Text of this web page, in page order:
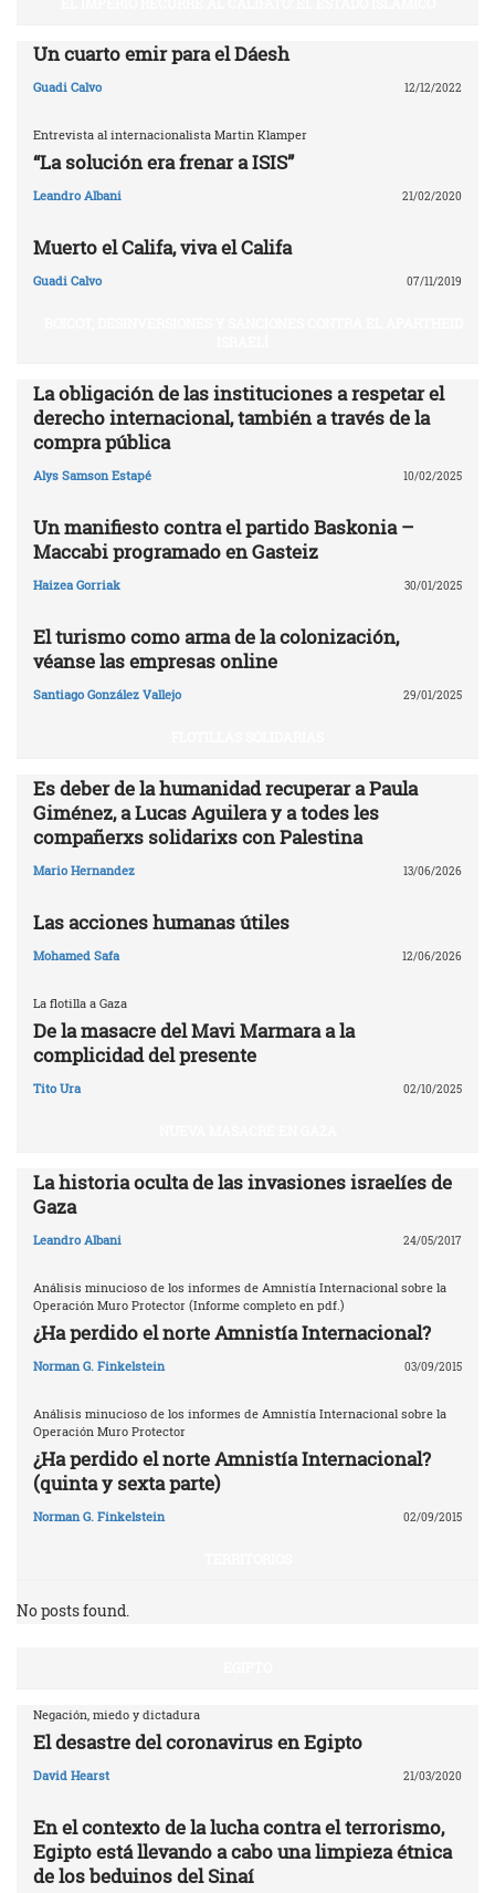
Un cuarto emir para el Dáesh
Guadi Calvo 12/12/2022
Entrevista al internacionalista Martin Klamper
“La solución era frenar a ISIS”
Leandro Albani 21/02/2020
Muerto el Califa, viva el Califa
Guadi Calvo 07/11/2019
La obligación de las instituciones a respetar el
derecho internacional, también a través de la
compra pública
Alys Samson Estapé 10/02/2025
Un manifiesto contra el partido Baskonia –
Maccabi programado en Gasteiz
Haizea Gorriak 30/01/2025
El turismo como arma de la colonización,
véanse las empresas online
Santiago González Vallejo 29/01/2025
Es deber de la humanidad recuperar a Paula
Giménez, a Lucas Aguilera y a todes les
compañerxs solidarixs con Palestina
Mario Hernandez 13/06/2026
Las acciones humanas útiles
Mohamed Safa 12/06/2026
La flotilla a Gaza
De la masacre del Mavi Marmara a la
complicidad del presente
Tito Ura 02/10/2025
La historia oculta de las invasiones israelíes de
Gaza
Leandro Albani 24/05/2017
Análisis minucioso de los informes de Amnistía Internacional sobre la
Operación Muro Protector (Informe completo en pdf.)
¿Ha perdido el norte Amnistía Internacional?
Norman G. Finkelstein 03/09/2015
Análisis minucioso de los informes de Amnistía Internacional sobre la
Operación Muro Protector
¿Ha perdido el norte Amnistía Internacional?
(quinta y sexta parte)
Norman G. Finkelstein 02/09/2015
No posts found.
Negación, miedo y dictadura
El desastre del coronavirus en Egipto
David Hearst 21/03/2020
En el contexto de la lucha contra el terrorismo,
Egipto está llevando a cabo una limpieza étnica
de los beduinos del Sinaí